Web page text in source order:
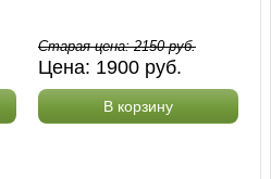
Старая цена:2150руб.
Цена: 1900 руб.
В корзину